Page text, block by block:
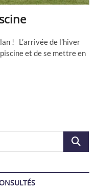
! L’arrivée de l’hiver
et de se mettre en